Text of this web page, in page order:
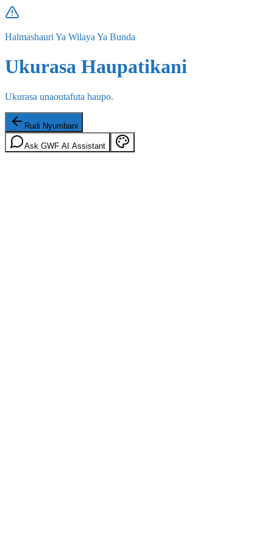
Halmashauri Ya Wilaya Ya Bunda
Ukurasa Haupatikani
Ukurasa unaoutafuta haupo.
Rudi Nyumbani
Ask GWF AI Assistant